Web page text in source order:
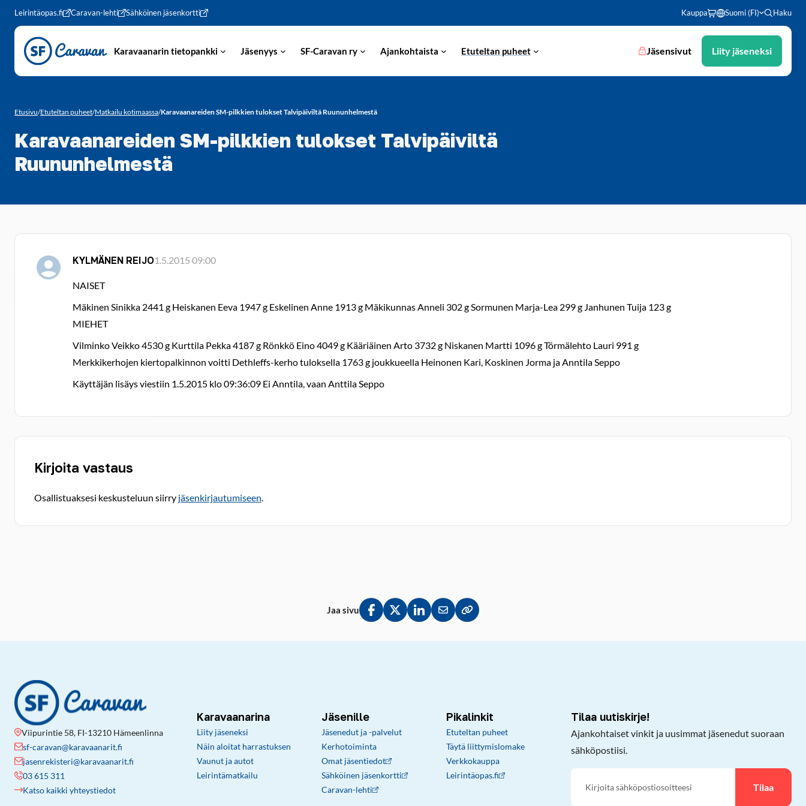
Siirry sivun sisältöön
Leirintäopas.fi Caravan-lehti Sähköinen jäsenkortti Kauppa Suomi (FI) Haku
Karavaanarin tietopankki Jäsenyys SF-Caravan ry Ajankohtaista Etuteltan puheet Jäsensivut Liity jäseneksi
Etusivu/Etuteltan puheet/Matkailu kotimaassa/Karavaanareiden SM-pilkkien tulokset Talvipäiviltä Ruununhelmestä
Karavaanareiden SM-pilkkien tulokset Talvipäiviltä
Ruununhelmestä
KYLMÄNEN REIJO1.5.2015 09:00
NAISET
Mäkinen Sinikka 2441 g Heiskanen Eeva 1947 g Eskelinen Anne 1913 g Mäkikunnas Anneli 302 g Sormunen Marja-Lea 299 g Janhunen Tuija 123 g
MIEHET
Vilminko Veikko 4530 g Kurttila Pekka 4187 g Rönkkö Eino 4049 g Kääriäinen Arto 3732 g Niskanen Martti 1096 g Törmälehto Lauri 991 g
Merkkikerhojen kiertopalkinnon voitti Dethleffs-kerho tuloksella 1763 g joukkueella Heinonen Kari, Koskinen Jorma ja Anntila Seppo
Käyttäjän lisäys viestiin 1.5.2015 klo 09:36:09 Ei Anntila, vaan Anttila Seppo
Kirjoita vastaus
Osallistuaksesi keskusteluun siirry jäsenkirjautumiseen.
Jaa sivu
Jaa Facebookissa
Jaa Twitterissä
Jaa LinkedInissä
Jaa sähköpostitse
Kopioi linkki leikepöydälle
Viipurintie 58, FI-13210 Hämeenlinna
sf-caravan@karavaanarit.fi
jasenrekisteri@karavaanarit.fi
03 615 311
Katso kaikki yhteystiedot
Karavaanarina
Liity jäseneksi
Näin aloitat harrastuksen
Vaunut ja autot
Leirintämatkailu
Jäsenille
Jäsenedut ja -palvelut
Kerhotoiminta
Omat jäsentiedot
Sähköinen jäsenkortti
Caravan-lehti
Pikalinkit
Etuteltan puheet
Täytä liittymislomake
Verkkokauppa
Leirintäopas.fi
Tilaa uutiskirje!
Ajankohtaiset vinkit ja uusimmat jäsenedut suoraan
sähköpostiisi.
Tilaa